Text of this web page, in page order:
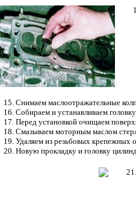
Снимаем маслоотражательные
Собираем и устанавливаем
Перед установкой очищаем
Смазываем моторным маслом
Удаляем из резьбовых крепежных
Новую прокладку и головку